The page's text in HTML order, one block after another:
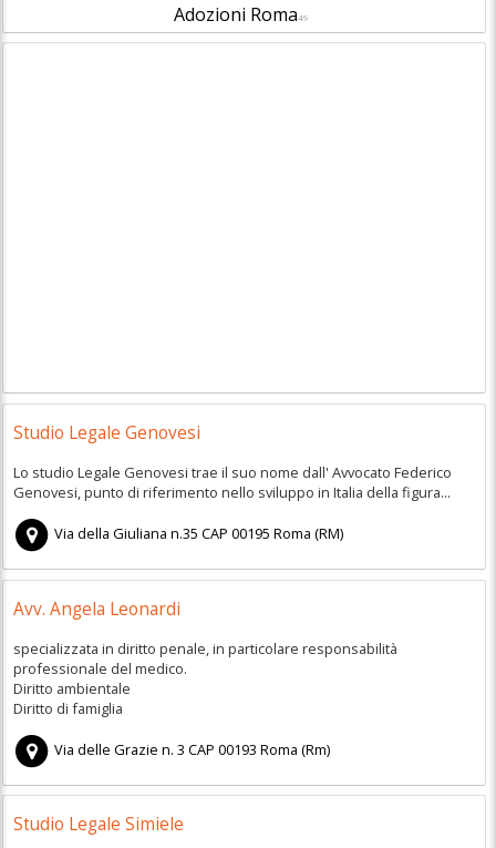
Adozioni Roma49
Studio Legale Genovesi
Lo studio Legale Genovesi trae il suo nome dall' Avvocato Federico
Genovesi, punto di riferimento nello sviluppo in Italia della figura...
Via della Giuliana n.35 CAP00195 Roma (RM)
Avv. Angela Leonardi
specializzata in diritto penale, in particolare responsabilità
professionale del medico.
Diritto ambientale
Diritto di famiglia
Via delle Grazie n. 3 CAP00193 Roma (Rm)
Studio Legale Simiele